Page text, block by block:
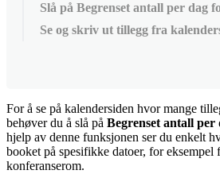
Slå på Begrenset antall per dag
Se og skriv ut tillegg fra
For å se på kalendersiden hvor mange
behøver du å slå på Begrenset antall per
hjelp av denne funksjonen ser du enkelt
booket på spesifikke datoer, for eksempel
konferanserom.